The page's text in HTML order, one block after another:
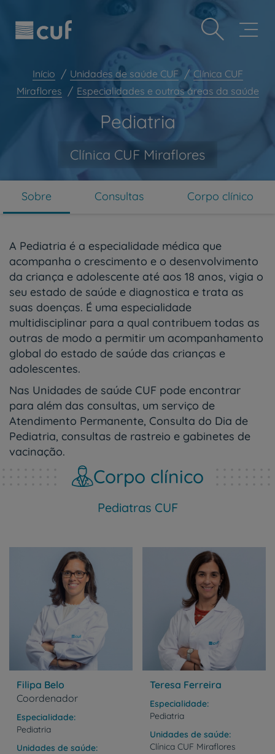
este
inclui
acessibilidade.
para
conteúdo
Prevenção e bem-estar
Grandes Áreas da Saúde
Plano +CUF
Clientes e acompanhantes
CUF Academic Center
Para profissionais
Contacte-nos
Início Unidades de saúde CUF
Clínica CUF
Miraflores
Especialidades e outras áreas da saúde
Pediatria
Clínica CUF Miraflores
Sobre Consultas Corpo clínico
A Pediatria é a especialidade médica que
acompanha o crescimento e o desenvolvimento
da criança e adolescente até aos 18 anos, vigia o
seu estado de saúde e diagnostica e trata as
suas doenças. É uma especialidade
multidisciplinar para a qual contribuem todas as
outras de modo a permitir um acompanhamento
global do estado de saúde das crianças e
adolescentes.
Nas Unidades de saúde CUF pode encontrar
para além das consultas, um serviço de
Atendimento Permanente, Consulta do Dia de
Pediatria, consultas de rastreio e gabinetes de
vacinação.
Corpo clínico
Pediatras CUF
Filipa Belo
Coordenador
Especialidade
Pediatria
Unidades de saúde
Teresa Ferreira
Especialidade
Pediatria
Unidades de saúde
Clínica CUF Miraflores